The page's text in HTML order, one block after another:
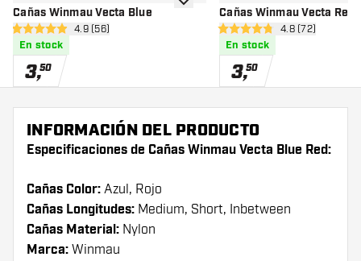
Cañas Winmau Vecta Blue
abrir panel de reseñas
4.9 estrellas de puntuación
4.9 (56)
En stock
3,50
añadir a la lista de deseos
Cañas Winmau Vecta Red
abrir panel de
4.8 estrellas de puntuación
4.8 (72)
En stock
3,50
INFORMACIÓN DEL PRODUCTO
Especificaciones de Cañas Winmau Vecta Blue Red:
Cañas Color: Azul, Rojo
Cañas Longitudes: Medium, Short, Inbetween
Cañas Material: Nylon
Marca: Winmau